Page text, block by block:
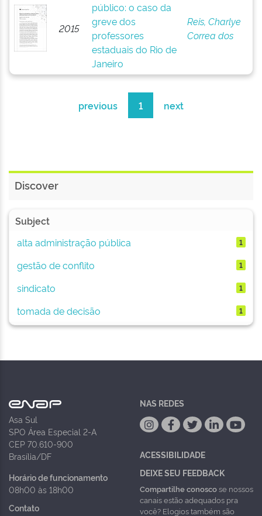
2015
público: o caso da
greve dos
professores
estaduais do Rio de
Janeiro
Reis, Charlye
Correa dos
previous 1 next
Discover
Subject
alta administração pública
1
gestão de conflito 1
sindicato 1
tomada de decisão 1
Asa Sul
SPO Área Especial 2-A
CEP 70.610-900
Brasília/DF
Horário de funcionamento
08h00 às 18h00
Contato
NAS REDES
ACESSIBILIDADE
DEIXE SEU FEEDBACK
Compartilhe conoscose nossos
canais estão adequados pra
você? Elogios também são